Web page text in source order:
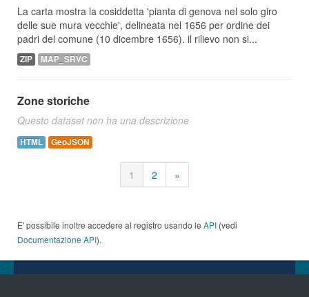
La carta mostra la cosiddetta 'pianta di genova nel solo giro
delle sue mura vecchie', delineata nel 1656 per ordine dei
padri del comune (10 dicembre 1656). il rilievo non si...
ZIP MAP_SRVC
Zone storiche
Questo dataset non ha una descrizione
HTML GeoJSON
1 2 »
E' possibile inoltre accedere al registro usando le API (vedi
Documentazione API).